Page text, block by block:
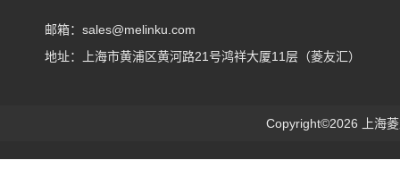
邮箱：sales@melinku.com
地址：上海市黄浦区黄河路21号鸿祥大厦11层（菱友汇）
Copyright©2026 上海